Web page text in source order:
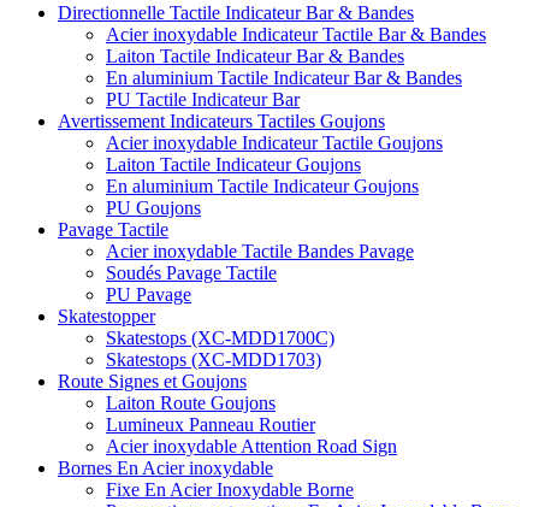
Directionnelle Tactile Indicateur Bar & Bandes
Acier inoxydable Indicateur Tactile Bar & Bandes
Laiton Tactile Indicateur Bar & Bandes
En aluminium Tactile Indicateur Bar & Bandes
PU Tactile Indicateur Bar
Avertissement Indicateurs Tactiles Goujons
Acier inoxydable Indicateur Tactile Goujons
Laiton Tactile Indicateur Goujons
En aluminium Tactile Indicateur Goujons
PU Goujons
Pavage Tactile
Acier inoxydable Tactile Bandes Pavage
Soudés Pavage Tactile
PU Pavage
Skatestopper
Skatestops (XC-MDD1700C)
Skatestops (XC-MDD1703)
Route Signes et Goujons
Laiton Route Goujons
Lumineux Panneau Routier
Acier inoxydable Attention Road Sign
Bornes En Acier inoxydable
Fixe En Acier Inoxydable Borne